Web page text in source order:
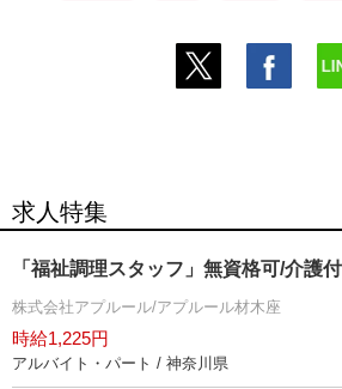
求人特集
「福祉調理スタッフ」無資格可/介護
株式会社アプルール/アプルール材木座
時給1,225円
アルバイト・パート / 神奈川県